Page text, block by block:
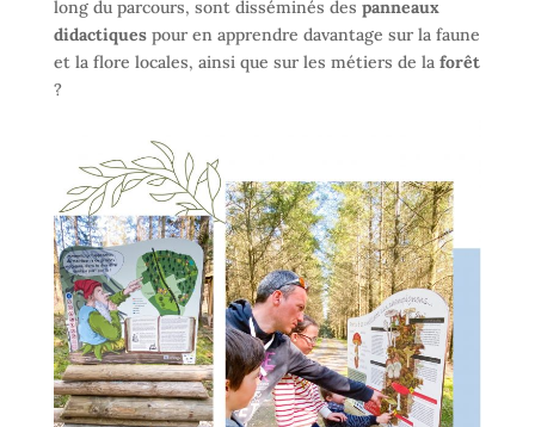
long du parcours, sont disséminés des panneaux
didactiquespour en apprendre davantage sur la faune
et la flore locales, ainsi que sur les métiers de la forêt
?